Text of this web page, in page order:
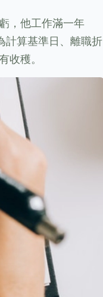
，他工作滿一年
計算基準日、離職折
穫。